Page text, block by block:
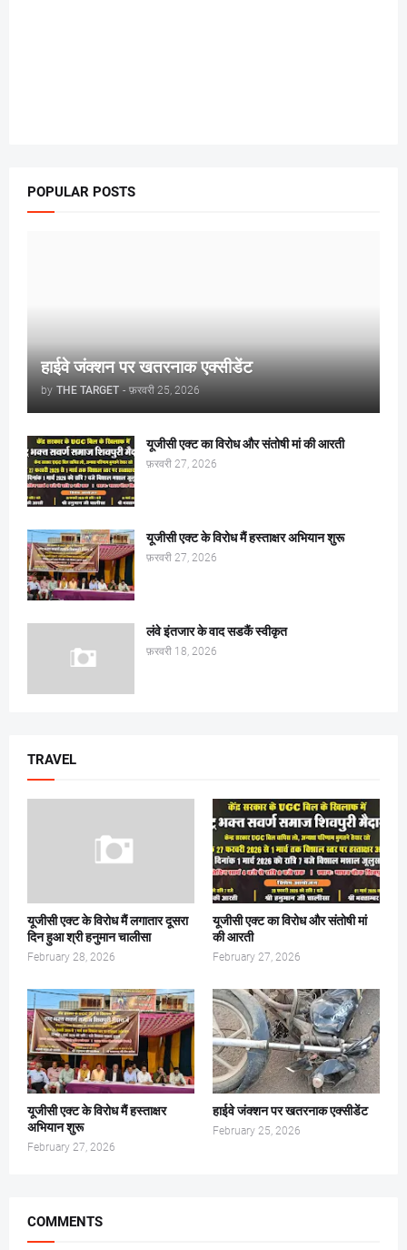
POPULAR POSTS
हाईवे जंक्शन पर खतरनाक एक्सीडेंट
by THE TARGET - फ़रवरी 25, 2026
यूजीसी एक्ट का विरोध और संतोषी मां की आरती
फ़रवरी 27, 2026
यूजीसी एक्ट के विरोध मैं हस्ताक्षर अभियान शुरू
फ़रवरी 27, 2026
लंवे इंतजार के वाद सडकैं स्वीकृत
फ़रवरी 18, 2026
TRAVEL
यूजीसी एक्ट के विरोध मैं लगातार दूसरा
दिन हुआ श्री हनुमान चालीसा
February 28, 2026
यूजीसी एक्ट का विरोध और संतोषी मां
की आरती
February 27, 2026
यूजीसी एक्ट के विरोध मैं हस्ताक्षर
अभियान शुरू
February 27, 2026
हाईवे जंक्शन पर खतरनाक एक्सीडेंट
February 25, 2026
COMMENTS